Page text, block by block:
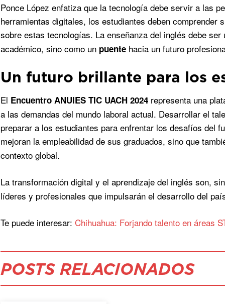
Ponce López enfatiza que la tecnología debe servir a las
herramientas digitales, los estudiantes deben
sobre estas tecnologías. La enseñanza del inglés debe ser
académico, sino como un puente hacia un futuro
Un futuro brillante para los
El Encuentro ANUIES TIC UACH 2024 representa una
a las demandas del mundo laboral actual. Desarrollar el
preparar a los estudiantes para enfrentar los desafíos del
mejoran la empleabilidad de sus graduados, sino que
contexto global.
La transformación digital y el aprendizaje del inglés son,
líderes y profesionales que impulsarán el desarrollo del
Te puede interesar: Chihuahua: Forjando talento en áreas
POSTS RELACIONADOS